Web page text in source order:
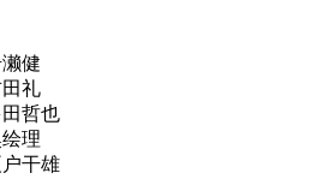
健
礼
哲也
理
干雄